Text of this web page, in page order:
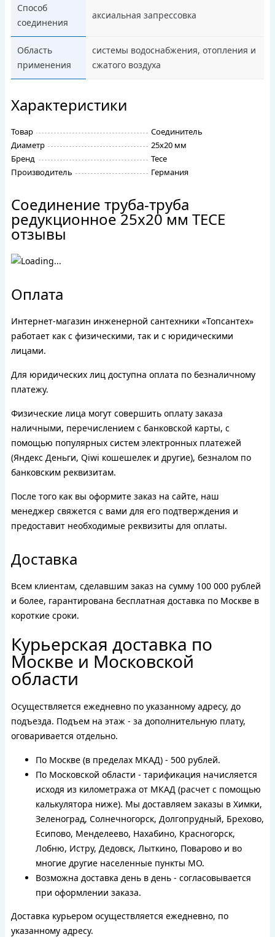
Способ
соединения
аксиальная запрессовка
Область
применения
системы водоснабжения, отопления и
сжатого воздуха
Характеристики
Товар
Соединитель
Диаметр
25х20 мм
Бренд
Tece
Производитель
Германия
Соединение труба-труба
редукционное 25х20 мм TECE
отзывы
Оплата
Интернет-магазин инженерной сантехники «Топсантех»
работает как с физическими, так и с юридическими
лицами.
Для юридических лиц доступна оплата по безналичному
платежу.
Физические лица могут совершить оплату заказа
наличными, перечислением с банковской карты, с
помощью популярных систем электронных платежей
(Яндекс Деньги, Qiwi кошешелек и другие), безналом по
банковским реквизитам.
После того как вы оформите заказ на сайте, наш
менеджер свяжется с вами для его подтверждения и
предоставит необходимые реквизиты для оплаты.
Доставка
Всем клиентам, сделавшим заказ на сумму 100 000 рублей
и более, гарантирована бесплатная доставка по Москве в
короткие сроки.
Курьерская доставка по
Москве и Московской
области
Осуществляется ежедневно по указанному адресу, до
подъезда. Подъем на этаж - за дополнительную плату,
оговаривается отдельно.
По Москве (в пределах МКАД) - 500 рублей.
По Московской области - тарификация начисляется
исходя из километража от МКАД (расчет с помощью
калькулятора ниже). Мы доставляем заказы в Химки,
Зеленоград, Солнечногорск, Долгопрудный, Брехово,
Есипово, Менделеево, Нахабино, Красногорск,
Лобню, Истру, Дедовск, Лыткино, Поварово и во
многие другие населенные пункты МО.
Возможна доставка день в день - согласовывается
при оформлении заказа.
Доставка курьером осуществляется ежедневно, по
указанному адресу.